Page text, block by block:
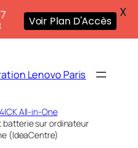
Lenovo Paris
All-in-One
batterie sur ordinateur
(IdeaCentre)
Voir Plan D'Accès
X